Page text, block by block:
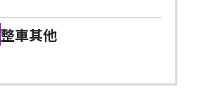
整車其他